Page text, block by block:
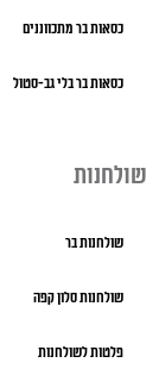
כסאות בר מתכווננים
כסאות בר בלי גב-סטול
שולחנות
שולחנות בר
שולחנות סלון קפה
פלטות לשולחנות